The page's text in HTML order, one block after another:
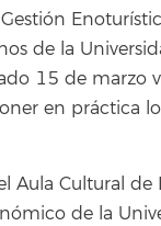
de la
15 de marzo
en práctica
Aula Cultural de
de la